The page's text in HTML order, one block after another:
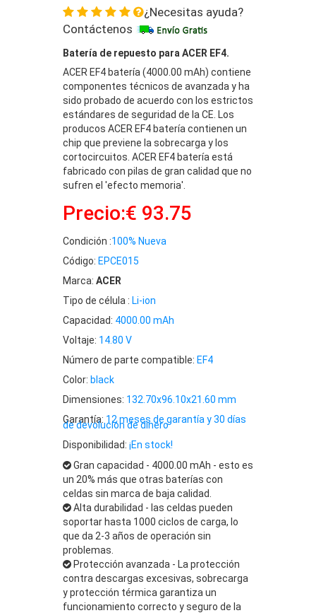
¿Necesitas ayuda?
Contáctenos
Batería de repuesto para ACER EF4.
ACER EF4 batería (4000.00 mAh) contiene
componentes técnicos de avanzada y ha
sido probado de acuerdo con los estrictos
estándares de seguridad de la CE. Los
producos ACER EF4 batería contienen un
chip que previene la sobrecarga y los
cortocircuitos. ACER EF4 batería está
fabricado con pilas de gran calidad que no
sufren el 'efecto memoria'.
Precio:€ 93.75
Condición :100% Nueva
Código: EPCE015
Marca: ACER
Tipo de célula : Li-ion
Capacidad: 4000.00 mAh
Voltaje: 14.80 V
Número de parte compatible: EF4
Color: black
Dimensiones: 132.70x96.10x21.60 mm
Garantía: 12 meses de garantía y 30 días
de devolución de dinero
Disponibilidad: ¡En stock!
Gran capacidad - 4000.00 mAh - esto es
un 20% más que otras baterías con
celdas sin marca de baja calidad.
Alta durabilidad - las celdas pueden
soportar hasta 1000 ciclos de carga, lo
que da 2-3 años de operación sin
problemas.
Protección avanzada - La protección
contra descargas excesivas, sobrecarga
y protección térmica garantiza un
funcionamiento correcto y seguro de la